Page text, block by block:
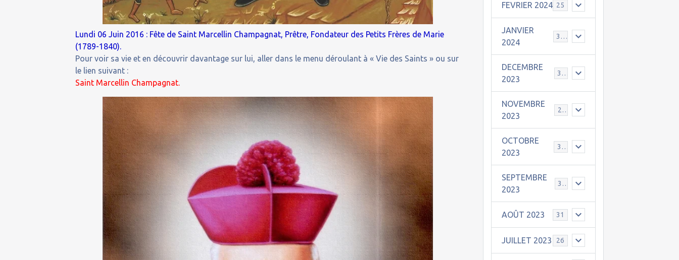
Lundi 06 Juin 2016 : Fête de Saint Marcellin Champagnat, Prêtre, Fondateur des Petits Frères de Marie
(1789-1840).
Pour voir sa vie et en découvrir davantage sur lui, aller dans le menu déroulant à « Vie des Saints » ou sur
le lien suivant :
Saint Marcellin Champagnat.
FEVRIER 2024 25
JANVIER
2024
30
DECEMBRE
2023
31
NOVEMBRE
2023
24
OCTOBRE
2023
31
SEPTEMBRE
2023
30
AOÛT 2023 31
JUILLET 2023 26